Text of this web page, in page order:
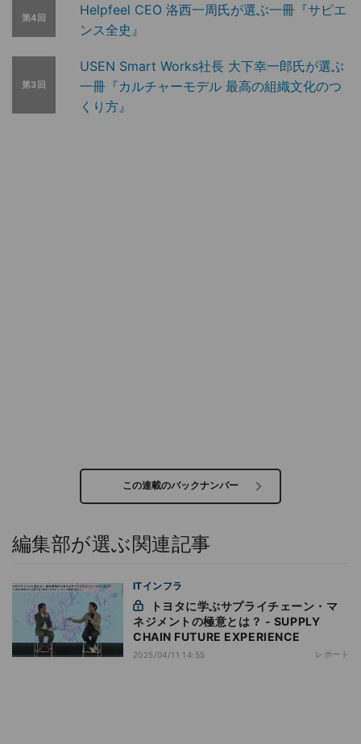
第4回
Helpfeel CEO 洛西一周氏が選ぶ一冊『サピエ
ンス全史』
第3回
USEN Smart Works社長 大下幸一郎氏が選ぶ
一冊『カルチャーモデル 最高の組織文化のつ
くり方』
この連載のバックナンバー
編集部が選ぶ関連記事
ITインフラ
ネジメントの極意とは？ - SUPPLY
CHAIN FUTURE EXPERIENCE
2025/04/11 14:55 レポート